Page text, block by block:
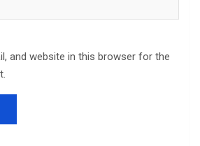
and website in this browser for the